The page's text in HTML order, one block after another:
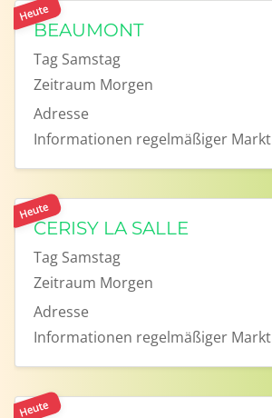
Heute
BEAUMONT
Tag Samstag
Zeitraum Morgen
Adresse
Informationen regelmäßiger Markt
Heute
CERISY LA SALLE
Tag Samstag
Zeitraum Morgen
Adresse
Informationen regelmäßiger Markt
Heute